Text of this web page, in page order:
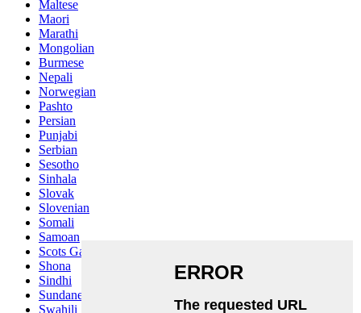
Maltese
Maori
Marathi
Mongolian
Burmese
Nepali
Norwegian
Pashto
Persian
Punjabi
Serbian
Sesotho
Sinhala
Slovak
Slovenian
Somali
Samoan
Scots Gaelic
Shona
Sindhi
Sundanese
Swahili